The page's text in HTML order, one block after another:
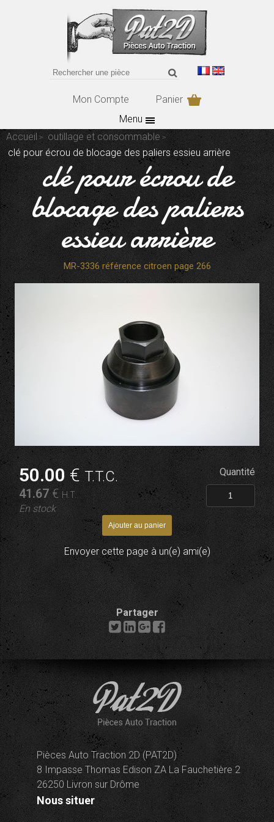
Mon Compte
Panier
Menu
Accueil
outillage et consommable
clé pour écrou de blocage des paliers essieu arrière
clé pour écrou de
blocage des paliers
essieu arrière
MR-3336 référence citroen page 266
50.00 €T.T.C.
41.67 €H.T.
En stock
Quantité
Envoyer cette page à un(e) ami(e)
Partager
Pièces Auto Traction 2D (PAT2D)
8 Impasse Thomas Edison ZA La Fauchetière 2
26250 Livron sur Drôme
Nous situer